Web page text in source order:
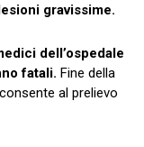
gravissime.
dell’ospedale
fatali. Fine della
al prelievo